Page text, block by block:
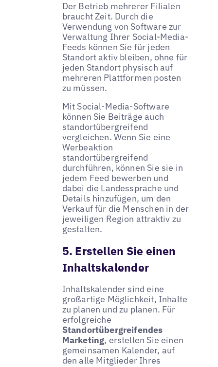
Der Betrieb mehrerer Filialen
braucht Zeit. Durch die
Verwendung von Software zur
Verwaltung Ihrer Social-Media-
Feeds können Sie für jeden
Standort aktiv bleiben, ohne für
jeden Standort physisch auf
mehreren Plattformen posten
zu müssen.
Mit Social-Media-Software
können Sie Beiträge auch
standortübergreifend
vergleichen. Wenn Sie eine
Werbeaktion
standortübergreifend
durchführen, können Sie sie in
jedem Feed bewerben und
dabei die Landessprache und
Details hinzufügen, um den
Verkauf für die Menschen in der
jeweiligen Region attraktiv zu
gestalten.
5. Erstellen Sie einen
Inhaltskalender
Inhaltskalender sind eine
großartige Möglichkeit, Inhalte
zu planen und zu planen. Für
erfolgreiche
Standortübergreifendes
Marketing, erstellen Sie einen
gemeinsamen Kalender, auf
den alle Mitglieder Ihres